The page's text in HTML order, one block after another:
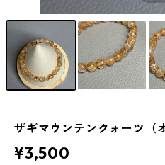
ザギマウンテンクォーツ（
¥3,500